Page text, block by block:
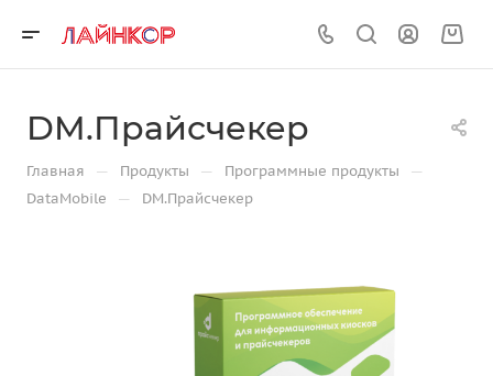
DM.Прайсчекер
Главная — Продукты — Программные продукты —
DataMobile — DM.Прайсчекер